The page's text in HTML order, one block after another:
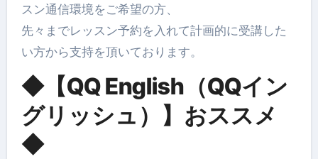
スン通信環境をご希望の方、
先々までレッスン予約を入れて計画的に受講した
い方から支持を頂いております。
◆【QQ English（QQイン
グリッシュ）】おススメ
◆